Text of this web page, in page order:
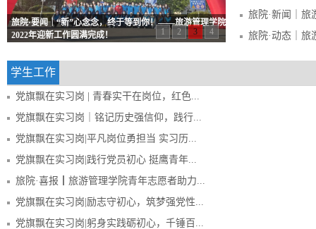
旅院·要闻｜“新”心念念，终于等到你！——旅游管理学院
2022年迎新工作圆满完成！
1 2 3 4
学生工作
党旗飘在实习岗 | 青春实干在岗位，红色...
党旗飘在实习岗｜铭记历史强信仰，践行...
党旗飘在实习岗|平凡岗位勇担当 实习历...
党旗飘在实习岗|践行党员初心 挺鹰青年...
旅院·喜报┃旅游管理学院青年志愿者助力...
党旗飘在实习岗|励志守初心，筑梦强党性...
党旗飘在实习岗|躬身实践砺初心，千锤百...